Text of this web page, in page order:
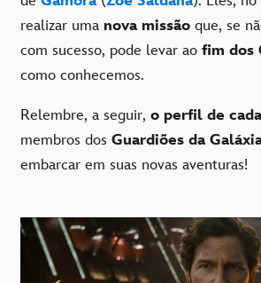
realizar uma nova missão que, se
com sucesso, pode levar ao fim dos
como conhecemos.
Relembre, a seguir, o perfil de
membros dos Guardiões da
embarcar em suas novas aventuras!